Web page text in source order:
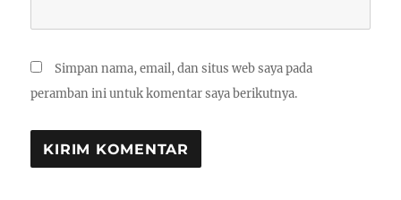
Simpan nama, email, dan situs web saya pada
peramban ini untuk komentar saya berikutnya.